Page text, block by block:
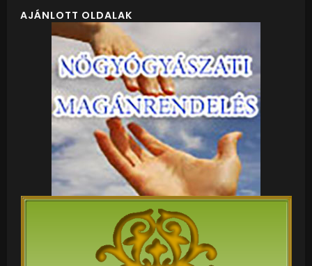
AJÁNLOTT OLDALAK